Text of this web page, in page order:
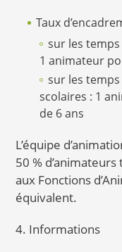
Taux
sur les
1 animateur
sur les
scolaires : 1
de 6 ans
L’équipe
50 %
aux Fonctions
équivalent.
4. Informations